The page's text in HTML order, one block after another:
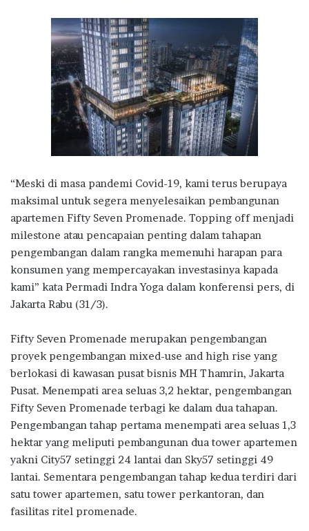
“Meski di masa pandemi Covid-19, kami terus berupaya
maksimal untuk segera menyelesaikan pembangunan
apartemen Fifty Seven Promenade. Topping off menjadi
milestone atau pencapaian penting dalam tahapan
pengembangan dalam rangka memenuhi harapan para
konsumen yang mempercayakan investasinya kapada
kami” kata Permadi Indra Yoga dalam konferensi pers, di
Jakarta Rabu (31/3).
Fifty Seven Promenade merupakan pengembangan
proyek pengembangan mixed-use and high rise yang
berlokasi di kawasan pusat bisnis MH Thamrin, Jakarta
Pusat. Menempati area seluas 3,2 hektar, pengembangan
Fifty Seven Promenade terbagi ke dalam dua tahapan.
Pengembangan tahap pertama menempati area seluas 1,3
hektar yang meliputi pembangunan dua tower apartemen
yakni City57 setinggi 24 lantai dan Sky57 setinggi 49
lantai. Sementara pengembangan tahap kedua terdiri dari
satu tower apartemen, satu tower perkantoran, dan
fasilitas ritel promenade.